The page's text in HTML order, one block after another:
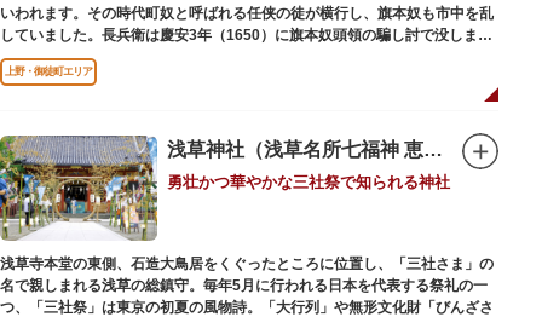
いわれます。その時代町奴と呼ばれる任侠の徒が横行し、旗本奴も市中を乱
していました。長兵衛は慶安3年（1650）に旗本奴頭領の騙し討で没しまし
た。お墓は源空寺（げんくうじ）にあります。
上野・御徒町エリア
浅草神社（浅草名所七福神 恵比須）
勇壮かつ華やかな三社祭で知られる神社
浅草寺本堂の東側、石造大鳥居をくぐったところに位置し、「三社さま」の
名で親しまれる浅草の総鎮守。毎年5月に行われる日本を代表する祭礼の一
つ、「三社祭」は東京の初夏の風物詩。「大行列」や無形文化財「びんざさ